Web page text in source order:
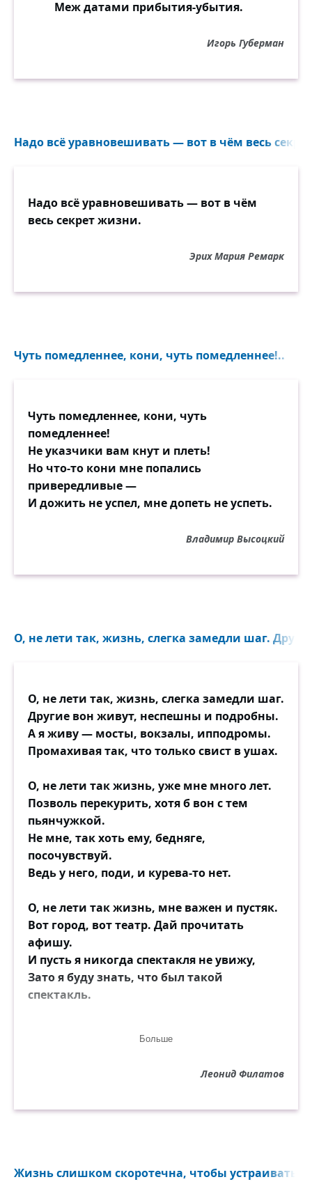
одного. Даже своего. Даже себя.
Жизнь коротка. Что-то откроется само. Для
остальное нет времени. Закон один:
миг, назначенный для другого.
Меж датами прибытия-убытия.
Игорь Губерман
Надо всё уравновешивать — вот в чём весь
Надо всё уравновешивать — вот в чём
весь секрет жизни.
Эрих Мария Ремарк
Чуть помедленнее, кони, чуть помедленнее!..
Чуть помедленнее, кони, чуть
помедленнее!
Не указчики вам кнут и плеть!
Но что-то кони мне попались
привередливые —
И дожить не успел, мне допеть не успеть.
Владимир Высоцкий
О, не лети так, жизнь, слегка замедли шаг.
О, не лети так, жизнь, слегка замедли шаг.
Другие вон живут, неспешны и подробны.
А я живу — мосты, вокзалы, ипподромы.
Промахивая так, что только свист в ушах.
О, не лети так жизнь, уже мне много лет.
Позволь перекурить, хотя б вон с тем
пьянчужкой.
Не мне, так хоть ему, бедняге,
посочувствуй.
Ведь у него, поди, и курева-то нет.
О, не лети так жизнь, мне важен и пустяк.
Вот город, вот театр. Дай прочитать
афишу.
И пусть я никогда спектакля не увижу,
Зато я буду знать, что был такой
спектакль.
Мне нужно этот мир как следует
А если повезёт, то даже и заполнить,
собой.
задержись.
Больше
Леонид Филатов
Жизнь слишком скоротечна, чтобы устраиваться